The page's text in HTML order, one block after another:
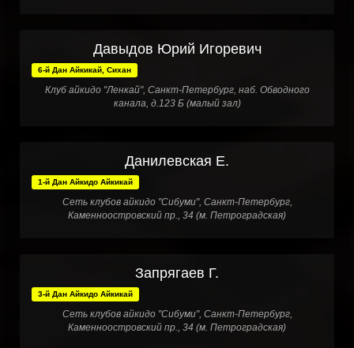
Давыдов Юрий Игоревич
6-й Дан Айкикай, Сихан
Клуб айкидо "Ленкай", Санкт-Петербург, наб. Обводного
канала, д.123 Б (малый зал)
Данилевская Е.
1-й Дан Айкидо Айкикай
Сеть клубов айкидо "Сибуми", Санкт-Петербург,
Каменноостровский пр., 34 (м. Петроградская)
Запрягаев Г.
3-й Дан Айкидо Айкикай
Сеть клубов айкидо "Сибуми", Санкт-Петербург,
Каменноостровский пр., 34 (м. Петроградская)